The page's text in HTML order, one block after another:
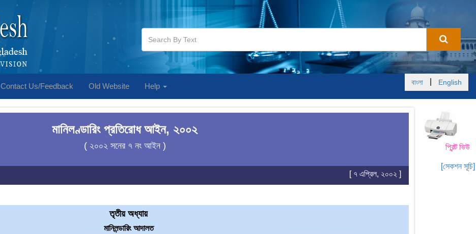
Contact Us/Feedback Old Website Help বাংলা English
প্রিন্ট ভিউ
[সেকশন সূচি]
মানিলণ্ডারিং প্রতিরোধ আইন, ২০০২
( ২০০২ সনের ৭ নং আইন )
[ ৭ এপ্রিল, ২০০২ ]
তৃতীয় অধ্যায়
মানিলন্ডারিং আদালত